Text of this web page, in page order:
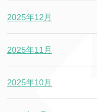
2025年12月
2025年11月
2025年10月